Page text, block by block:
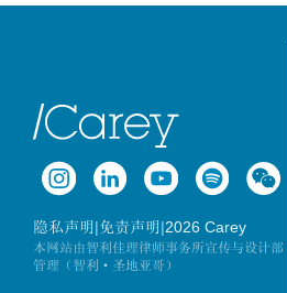
隐私声明|免责声明|2026 Carey
本网站由智利佳理律师事务所宣传与设计部
管理（智利·圣地亚哥）